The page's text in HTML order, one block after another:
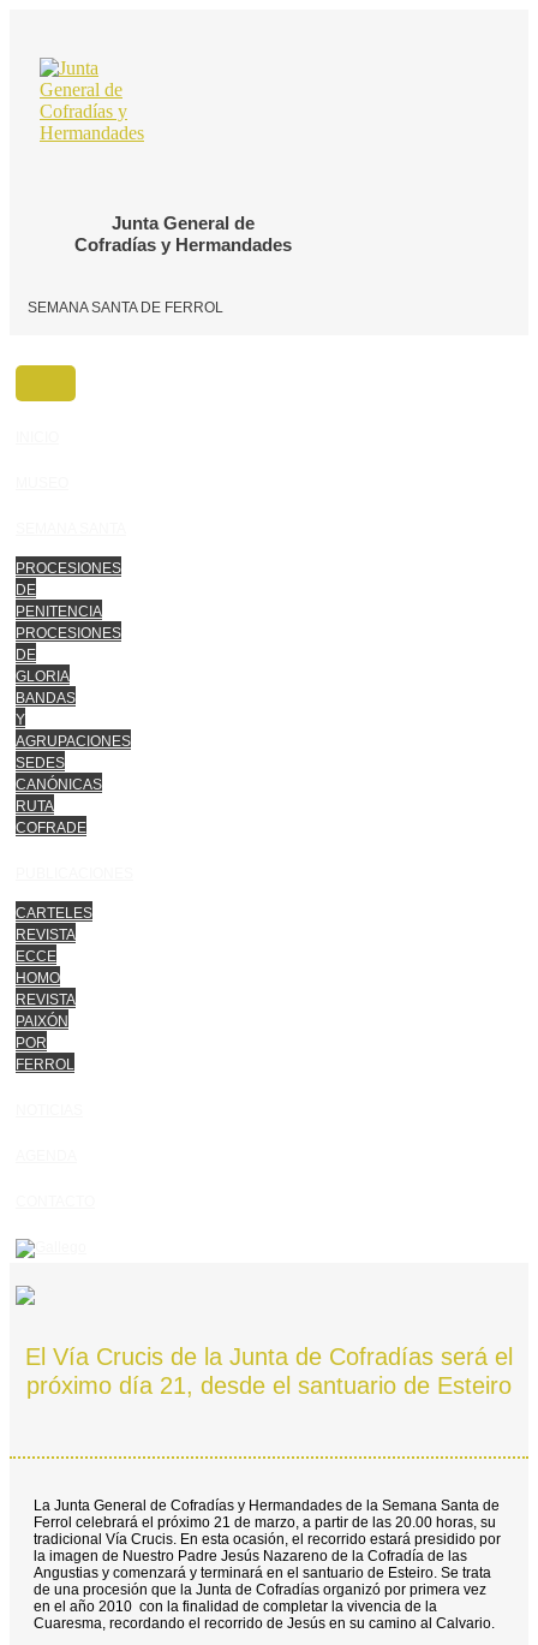
contenido
Junta General de
Cofradías y Hermandades
SEMANA SANTA DE FERROL
PROCESIONES
DE
PENITENCIA
PROCESIONES
DE
GLORIA
BANDAS
Y
AGRUPACIONES
SEDES
CANÓNICAS
RUTA
COFRADE
CARTELES
REVISTA
ECCE
HOMO
REVISTA
PAIXÓN
POR
FERROL
El Vía Crucis de la Junta de Cofradías será el
próximo día 21, desde el santuario de Esteiro
La Junta General de Cofradías y Hermandades de la Semana Santa de
Ferrol celebrará el próximo 21 de marzo, a partir de las 20.00 horas, su
tradicional Vía Crucis. En esta ocasión, el recorrido estará presidido por
la imagen de Nuestro Padre Jesús Nazareno de la Cofradía de las
Angustias y comenzará y terminará en el santuario de Esteiro. Se trata
de una procesión que la Junta de Cofradías organizó por primera vez
en el año 2010 con la finalidad de completar la vivencia de la
Cuaresma, recordando el recorrido de Jesús en su camino al Calvario.